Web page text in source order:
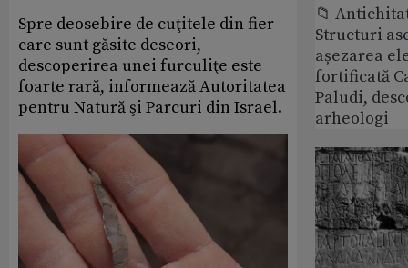
Spre deosebire de cuţitele din fier
care sunt găsite deseori,
descoperirea unei furculiţe este
foarte rară, informează Autoritatea
pentru Natură şi Parcuri din Israel.
📁
Structuri
așezarea
fortificată
Paludi,
arheologi